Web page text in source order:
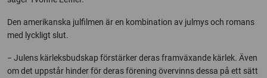
Den amerikanska julfilmen är en kombination av julmys och romans
med lyckligt slut.
− Julens kärleksbudskap förstärker deras framväxande kärlek. Även
om det uppstår hinder för deras förening övervinns dessa på ett sätt